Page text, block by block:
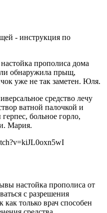
прополиса дома
обнаружила прыщ,
уже не так заметен. Юля.
средство лечу
ватной палочкой и
больное горло,
Мария.
настойка прополиса от
с разрешения
как только врач способен